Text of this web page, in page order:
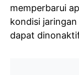
memperbarui
kondisi
dapat